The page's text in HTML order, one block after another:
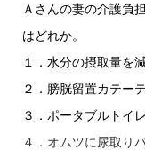
Ａさんの妻の介護負
はどれか。
１．水分の摂取量を
２．膀胱留置カテー
３．ポータブルトイ
４．オムツに尿取り